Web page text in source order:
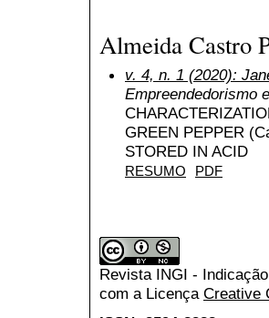
Almeida Castro
v. 4, n. 1 (2020):
Empreendedorismo
GREEN PEPPER
STORED IN ACID
RESUMO PDF
Revista INGI -
com a Licença Creative